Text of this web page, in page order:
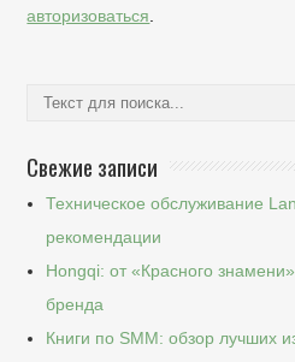
авторизоваться.
Свежие записи
Техническое обслуживание
рекомендации
Hongqi: от «Красного
бренда
Книги по SMM: обзор лучших